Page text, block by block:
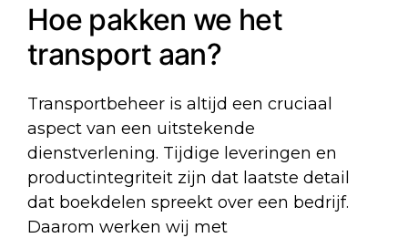
Hoe pakken we het
transport aan?
Transportbeheer is altijd een cruciaal
aspect van een uitstekende
dienstverlening. Tijdige leveringen en
productintegriteit zijn dat laatste detail
dat boekdelen spreekt over een bedrijf.
Daarom werken wij met